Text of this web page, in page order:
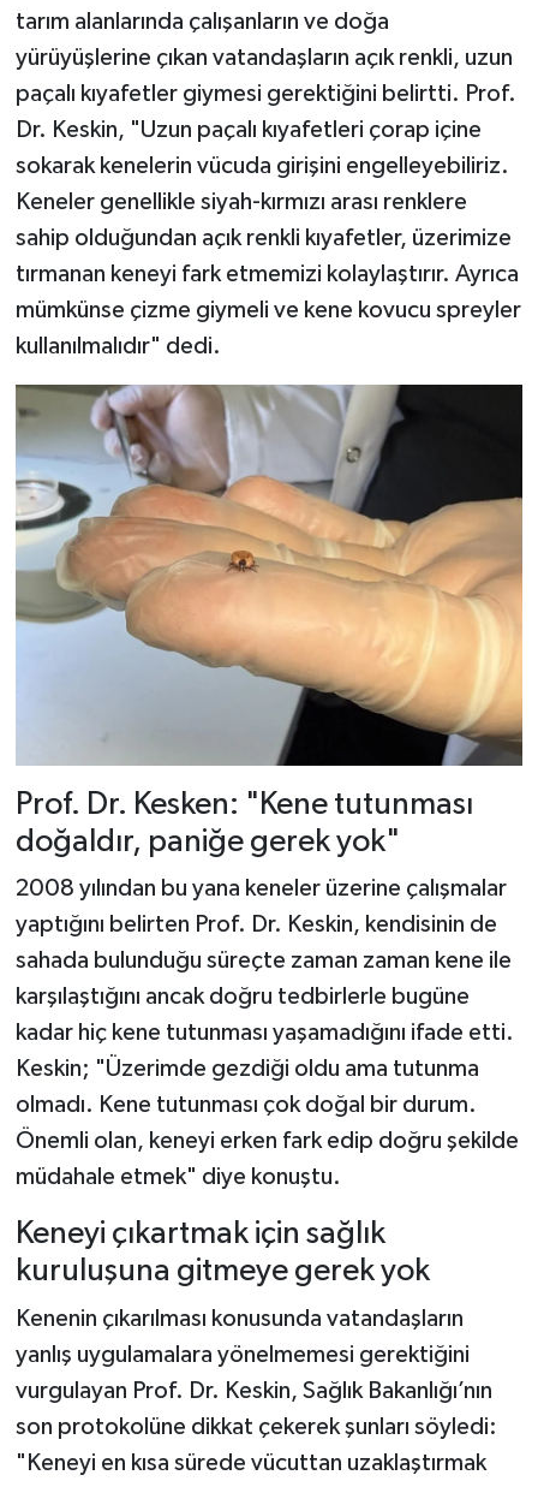
tarım alanlarında çalışanların ve doğa
yürüyüşlerine çıkan vatandaşların açık renkli, uzun
paçalı kıyafetler giymesi gerektiğini belirtti. Prof.
Dr. Keskin, "Uzun paçalı kıyafetleri çorap içine
sokarak kenelerin vücuda girişini engelleyebiliriz.
Keneler genellikle siyah-kırmızı arası renklere
sahip olduğundan açık renkli kıyafetler, üzerimize
tırmanan keneyi fark etmemizi kolaylaştırır. Ayrıca
mümkünse çizme giymeli ve kene kovucu spreyler
kullanılmalıdır" dedi.
Prof. Dr. Kesken: "Kene tutunması
doğaldır, paniğe gerek yok"
2008 yılından bu yana keneler üzerine çalışmalar
yaptığını belirten Prof. Dr. Keskin, kendisinin de
sahada bulunduğu süreçte zaman zaman kene ile
karşılaştığını ancak doğru tedbirlerle bugüne
kadar hiç kene tutunması yaşamadığını ifade etti.
Keskin; "Üzerimde gezdiği oldu ama tutunma
olmadı. Kene tutunması çok doğal bir durum.
Önemli olan, keneyi erken fark edip doğru şekilde
müdahale etmek" diye konuştu.
Keneyi çıkartmak için sağlık
kuruluşuna gitmeye gerek yok
Kenenin çıkarılması konusunda vatandaşların
yanlış uygulamalara yönelmemesi gerektiğini
vurgulayan Prof. Dr. Keskin, Sağlık Bakanlığı’nın
son protokolüne dikkat çekerek şunları söyledi:
"Keneyi en kısa sürede vücuttan uzaklaştırmak